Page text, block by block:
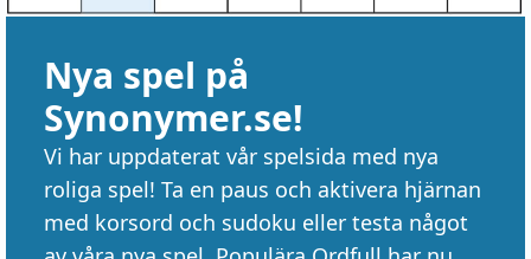
Nya spel på
Synonymer.se!
Vi har uppdaterat vår spelsida med nya
roliga spel! Ta en paus och aktivera hjärnan
med korsord och sudoku eller testa något